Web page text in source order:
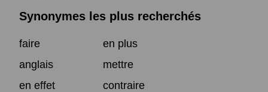
Synonymes les plus recherchés
faire
en plus
anglais
mettre
en effet
contraire